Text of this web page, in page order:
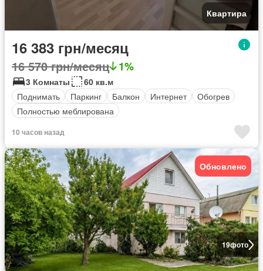
Квартира
16 383 грн/месяц
16 570 грн/месяц 1%
3 Комнаты
60 кв.м
Поднимать
Паркинг Балкон Интернет
Обогрев
Полностью меблирована
10 часов назад
19фото
Обновлено